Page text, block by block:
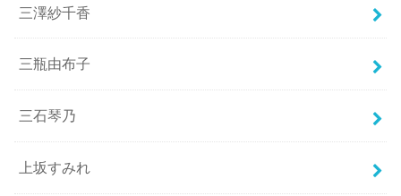
三澤紗千香
三瓶由布子
三石琴乃
上坂すみれ